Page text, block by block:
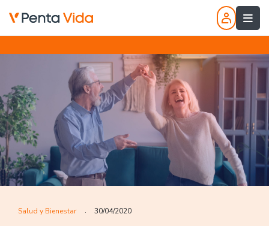
Salud y Bienestar . 30/04/2020